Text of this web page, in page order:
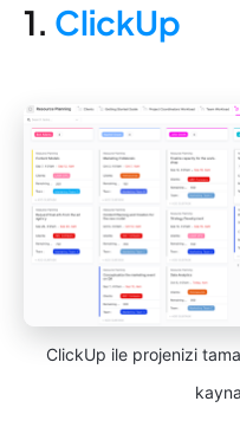
1. ClickUp
ClickUp ile projenizi